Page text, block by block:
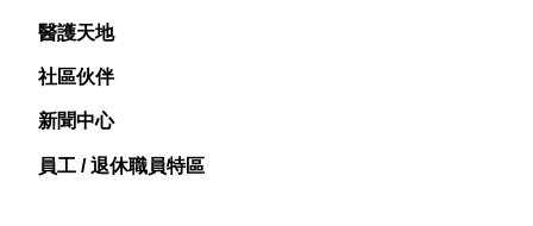
醫護天地
社區伙伴
新聞中心
員工 / 退休職員特區